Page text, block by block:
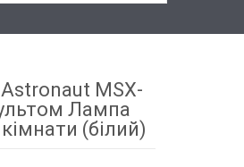
MSX-
Лампа
(білий)